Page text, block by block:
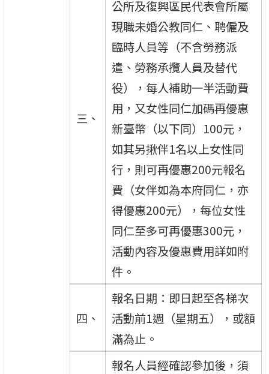
三、
公所及復興區民代表會所屬
現職未婚公教同仁、聘僱及
臨時人員等（不含勞務派
遣、勞務承攬人員及替代
役），每人補助一半活動費
用，又女性同仁加碼再優惠
新臺幣（以下同）100元，
如其另揪伴1名以上女性同
行，則可再優惠200元報名
費（女伴如為本府同仁，亦
得優惠200元），每位女性
同仁至多可再優惠300元，
活動內容及優惠費用詳如附
件。
四、
報名日期：即日起至各梯次
活動前1週（星期五），或額
滿為止。
報名人員經確認參加後，須